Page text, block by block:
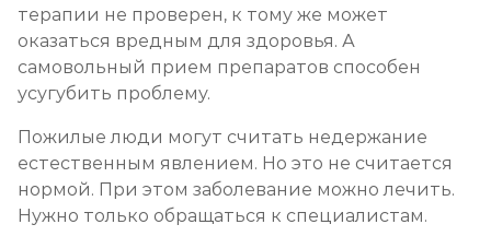
терапии не проверен, к тому же может
оказаться вредным для здоровья. А
самовольный прием препаратов способен
усугубить проблему.
Пожилые люди могут считать недержание
естественным явлением. Но это не считается
нормой. При этом заболевание можно лечить.
Нужно только обращаться к специалистам.